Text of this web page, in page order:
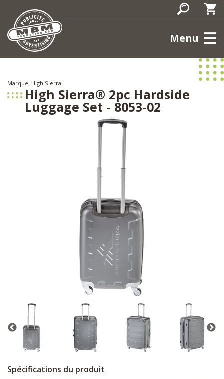
Menu
Marque: High Sierra
High Sierra® 2pc Hardside
Luggage Set - 8053-02
Spécifications du produit